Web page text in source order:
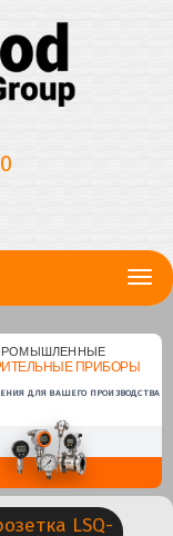
ПРИБОРЫ
ДЛЯ ВАШЕГО ПРОИЗВОДСТВА
LSQ-